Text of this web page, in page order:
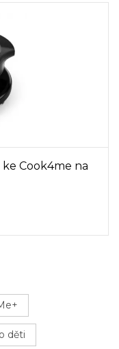
Cook4me na
děti